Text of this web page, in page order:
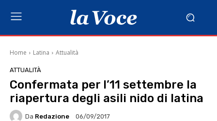
Home Latina Attualità
ATTUALITÀ
Confermata per l’11 settembre la
riapertura degli asili nido di latina
Da Redazione 06/09/2017